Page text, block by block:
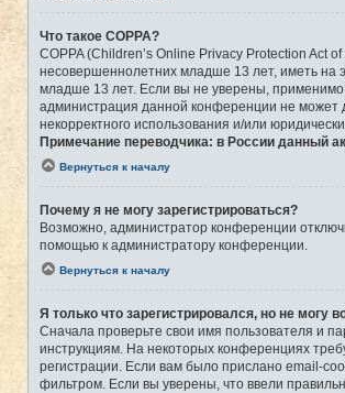
Что такое COPPA?
COPPA (Children’s Online Privacy Protection Act
несовершеннолетних младше 13 лет, иметь на
младше 13 лет. Если вы не уверены, применимо
администрация данной конференции не может
некорректного использования и/или
Примечание переводчика: в России данный
Вернуться к началу
Почему я не могу зарегистрироваться?
Возможно, администратор конференции
помощью к администратору конференции.
Вернуться к началу
Я только что зарегистрировался, но не могу
Сначала проверьте свои имя пользователя и
инструкциям. На некоторых конференциях
регистрации. Если вам было прислано email-
фильтром. Если вы уверены, что ввели